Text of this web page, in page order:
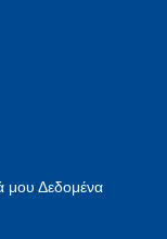
μου Δεδομένα